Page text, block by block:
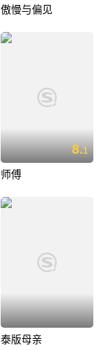
傲慢与偏见
8.1
师傅
泰版母亲